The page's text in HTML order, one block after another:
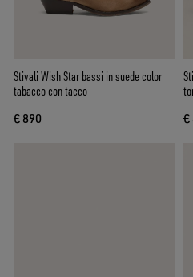
Stivali Wish Star bassi in suede color
tabacco con tacco
€ 890 €